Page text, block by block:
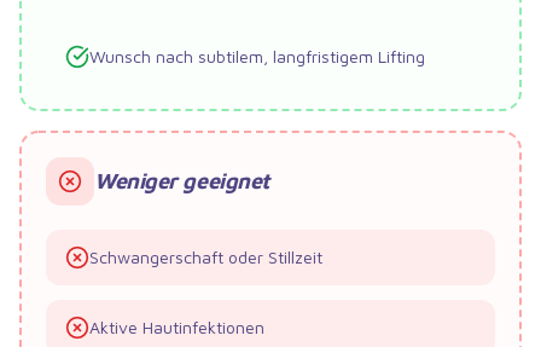
Wunsch nach subtilem, langfristigem Lifting
Weniger geeignet
Schwangerschaft oder Stillzeit
Aktive Hautinfektionen